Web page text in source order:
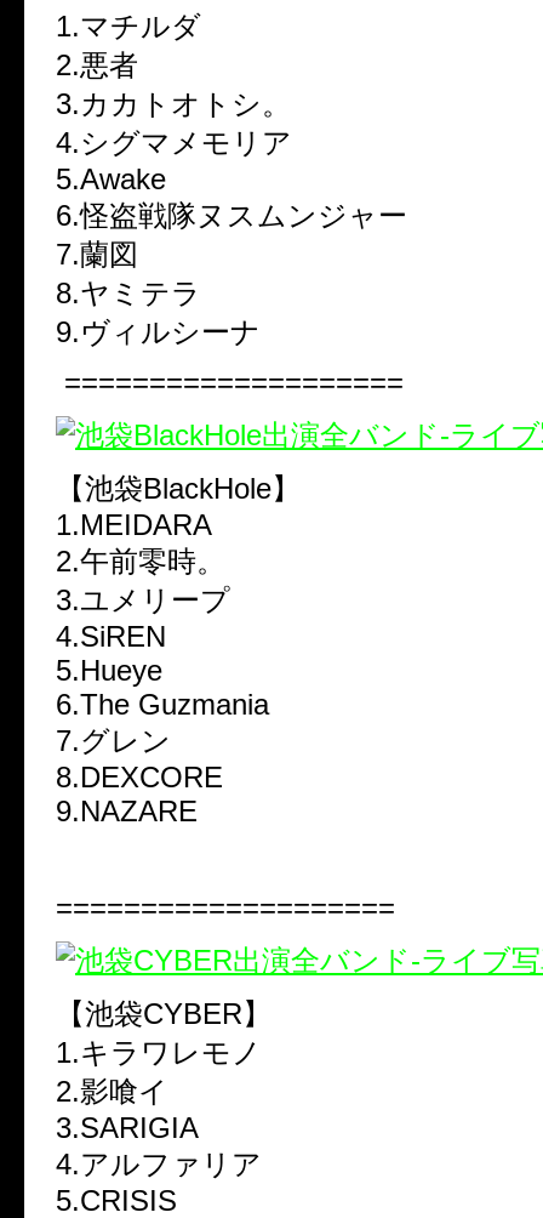
1.マチルダ
2.悪者
3.カカトオトシ。
4.シグマメモリア
5.Awake
6.怪盗戦隊ヌスムンジャー
7.蘭図
8.ヤミテラ
9.ヴィルシーナ
====================
【池袋BlackHole】
1.MEIDARA
2.午前零時。
3.ユメリープ
4.SiREN
5.Hueye
6.The Guzmania
7.グレン
8.DEXCORE
9.NAZARE
====================
【池袋CYBER】
1.キラワレモノ
2.影喰イ
3.SARIGIA
4.アルファリア
5.CRISIS